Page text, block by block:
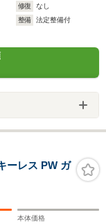
修復
なし
整備
法定整備付
ーレス PW ガ
本体価格